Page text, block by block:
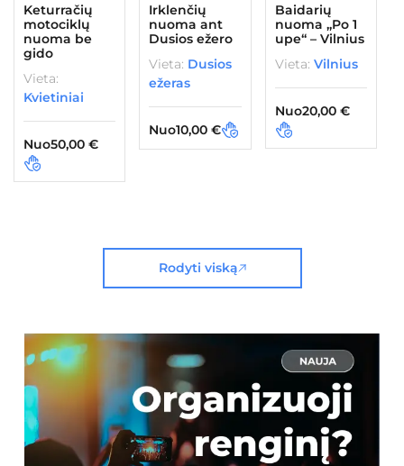
Keturračių
motociklų
nuoma be
gido
Vieta:
Kvietiniai
Nuo50,00 €
Irklenčių
nuoma ant
Dusios ežero
Vieta: Dusios
ežeras
Nuo10,00€
Baidarių
nuoma „Po 1
upe“ – Vilnius
Vieta: Vilnius
Nuo20,00 €
Rodyti viską